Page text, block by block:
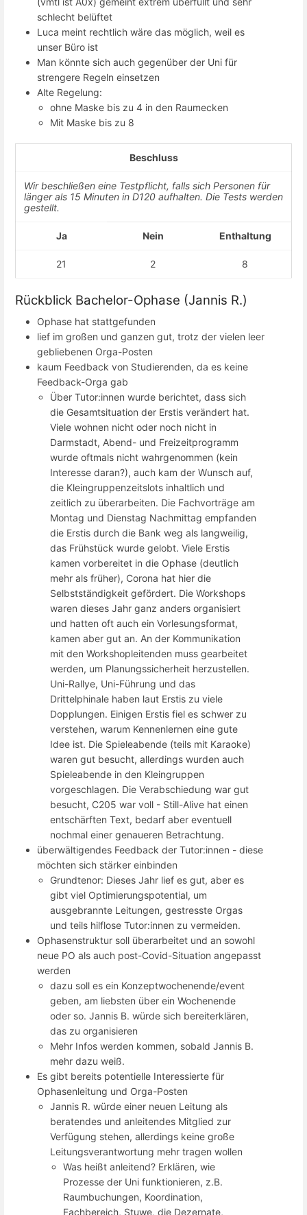
schlecht belüftet
Luca meint rechtlich wäre das möglich, weil es
unser Büro ist
Man könnte sich auch gegenüber der Uni für
strengere Regeln einsetzen
Alte Regelung:
ohne Maske bis zu 4 in den Raumecken
Mit Maske bis zu 8
Beschluss
Wir beschließen eine Testpflicht, falls sich Personen für
länger als 15 Minuten in D120 aufhalten. Die Tests werden
gestellt.
Ja Nein Enthaltung
21 2 8
Rückblick Bachelor-Ophase (Jannis R.)
Ophase hat stattgefunden
lief im großen und ganzen gut, trotz der vielen leer
gebliebenen Orga-Posten
kaum Feedback von Studierenden, da es keine
Feedback-Orga gab
Über Tutor:innen wurde berichtet, dass sich
die Gesamtsituation der Erstis verändert hat.
Viele wohnen nicht oder noch nicht in
Darmstadt, Abend- und Freizeitprogramm
wurde oftmals nicht wahrgenommen (kein
Interesse daran?), auch kam der Wunsch auf,
die Kleingruppenzeitslots inhaltlich und
zeitlich zu überarbeiten. Die Fachvorträge am
Montag und Dienstag Nachmittag empfanden
die Erstis durch die Bank weg als langweilig,
das Frühstück wurde gelobt. Viele Erstis
kamen vorbereitet in die Ophase (deutlich
mehr als früher), Corona hat hier die
Selbstständigkeit gefördert. Die Workshops
waren dieses Jahr ganz anders organisiert
und hatten oft auch ein Vorlesungsformat,
kamen aber gut an. An der Kommunikation
mit den Workshopleitenden muss gearbeitet
werden, um Planungssicherheit herzustellen.
Uni-Rallye, Uni-Führung und das
Drittelphinale haben laut Erstis zu viele
Dopplungen. Einigen Erstis fiel es schwer zu
verstehen, warum Kennenlernen eine gute
Idee ist. Die Spieleabende (teils mit Karaoke)
waren gut besucht, allerdings wurden auch
Spieleabende in den Kleingruppen
vorgeschlagen. Die Verabschiedung war gut
besucht, C205 war voll - Still-Alive hat einen
entschärften Text, bedarf aber eventuell
nochmal einer genaueren Betrachtung.
überwältigendes Feedback der Tutor:innen - diese
möchten sich stärker einbinden
Grundtenor: Dieses Jahr lief es gut, aber es
gibt viel Optimierungspotential, um
ausgebrannte Leitungen, gestresste Orgas
und teils hilflose Tutor:innen zu vermeiden.
Ophasenstruktur soll überarbeitet und an sowohl
neue PO als auch post-Covid-Situation angepasst
werden
dazu soll es ein Konzeptwochenende/event
geben, am liebsten über ein Wochenende
oder so. Jannis B. würde sich bereiterklären,
das zu organisieren
Mehr Infos werden kommen, sobald Jannis B.
mehr dazu weiß.
Es gibt bereits potentielle Interessierte für
Ophasenleitung und Orga-Posten
Jannis R. würde einer neuen Leitung als
beratendes und anleitendes Mitglied zur
Verfügung stehen, allerdings keine große
Leitungsverantwortung mehr tragen wollen
Was heißt anleitend? Erklären, wie
Prozesse der Uni funktionieren, z.B.
Raumbuchungen, Koordination,
Fachbereich, Stuwe, die Dezernate,